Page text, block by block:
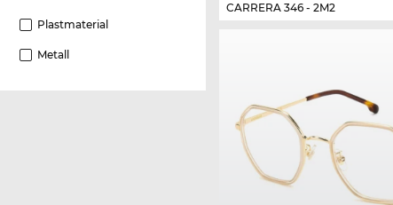
Plastmaterial
Metall
CARRERA 346 - 2M2